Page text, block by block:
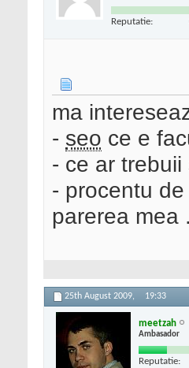
Reputatie:
ma
- seo ce e
- ce ar
- procentu
parerea mea
25th August 2009, 19:33
meetzah
Ambasador
Reputatie: